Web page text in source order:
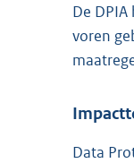
De
voren
Data